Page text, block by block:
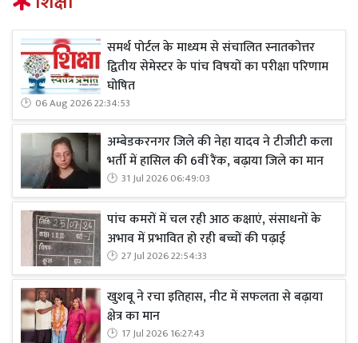
समर्थ पोर्टल के माध्यम से संचालित स्नातकोत्तर
द्वितीय सेमेस्टर के पांच विषयों का परीक्षा परिणाम
घोषित
06 Aug 2026 22:34:53
अम्बेडकरनगर जिले की नेहा यादव ने टीजीटी कला
भर्ती में हासिल की 6वीं रैंक, बढ़ाया जिले का मान
31 Jul 2026 06:49:03
पांच कमरों में चल रही आठ कक्षाएं, संसाधनों के
अभाव में प्रभावित हो रही बच्चों की पढ़ाई
27 Jul 2026 22:54:33
खुशबू ने रचा इतिहास, नीट में सफलता से बढ़ाया
क्षेत्र का मान
17 Jul 2026 16:27:43